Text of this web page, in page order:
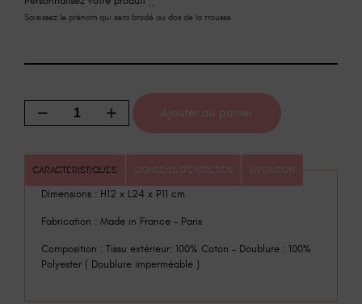
Saisissez le prénom qui sera brodé au dos de la trousse
Ajouter au panier
CARACTERISTIQUES CONSEILS D'ENTRETIEN LIVRAISON
Dimensions : H12 x L24 x P11 cm
Fabrication : Made in France – Paris
Composition : Tissu extérieur: 100% Coton – Doublure : 100%
Polyester ( Doublure imperméable )